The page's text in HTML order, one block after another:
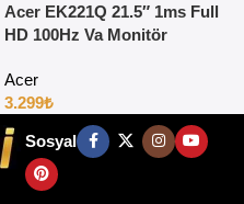
Acer EK221Q 21.5″ 1ms Full
HD 100Hz Va Monitör
Acer
3.299₺
Sosyal